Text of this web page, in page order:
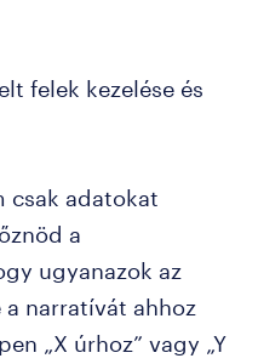
felek kezelése és
csak adatokat
a
ugyanazok az
narratívát ahhoz
„X úrhoz” vagy „Y